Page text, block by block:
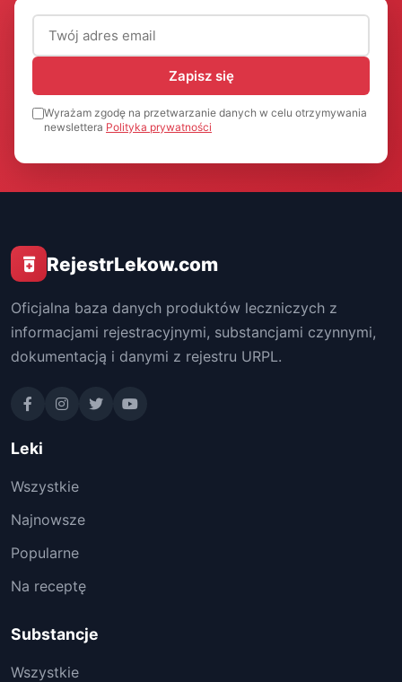
Adres email (wymagany)
Zapisz się
Wyrażam zgodę na przetwarzanie danych w celu otrzymywania
newslettera Polityka prywatności
RejestrLekow.com
Oficjalna baza danych produktów leczniczych z
informacjami rejestracyjnymi, substancjami czynnymi,
dokumentacją i danymi z rejestru URPL.
Leki
Wszystkie
Najnowsze
Popularne
Na receptę
Substancje
Wszystkie